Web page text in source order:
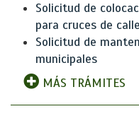
Solicitud de
para cruces de
Solicitud de
municipales
MÁS TRÁMITES